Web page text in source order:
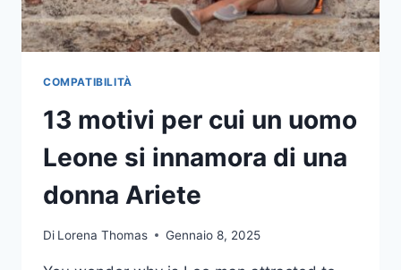
COMPATIBILITÀ
13 motivi per cui un uomo
Leone si innamora di una
donna Ariete
Di Lorena Thomas Gennaio 8, 2025